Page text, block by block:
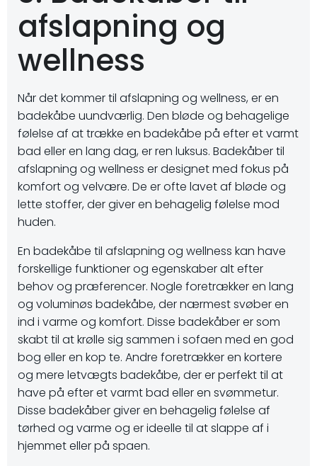
afslapning og
wellness
Når det kommer til afslapning og wellness, er en
badekåbe uundværlig. Den bløde og behagelige
følelse af at trække en badekåbe på efter et varmt
bad eller en lang dag, er ren luksus. Badekåber til
afslapning og wellness er designet med fokus på
komfort og velvære. De er ofte lavet af bløde og
lette stoffer, der giver en behagelig følelse mod
huden.
En badekåbe til afslapning og wellness kan have
forskellige funktioner og egenskaber alt efter
behov og præferencer. Nogle foretrækker en lang
og voluminøs badekåbe, der nærmest svøber en
ind i varme og komfort. Disse badekåber er som
skabt til at krølle sig sammen i sofaen med en god
bog eller en kop te. Andre foretrækker en kortere
og mere letvægts badekåbe, der er perfekt til at
have på efter et varmt bad eller en svømmetur.
Disse badekåber giver en behagelig følelse af
tørhed og varme og er ideelle til at slappe af i
hjemmet eller på spaen.